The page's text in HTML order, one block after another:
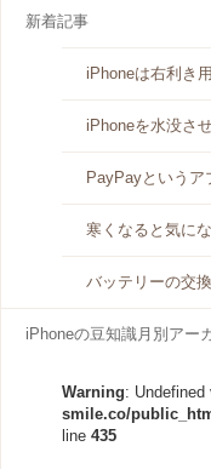
新着記事
iPhoneは右利き
iPhoneを水没さ
PayPayというア
寒くなると気に
バッテリーの交
iPhoneの豆知識月別アー
Warning: Undefined
smile.co/
line 435